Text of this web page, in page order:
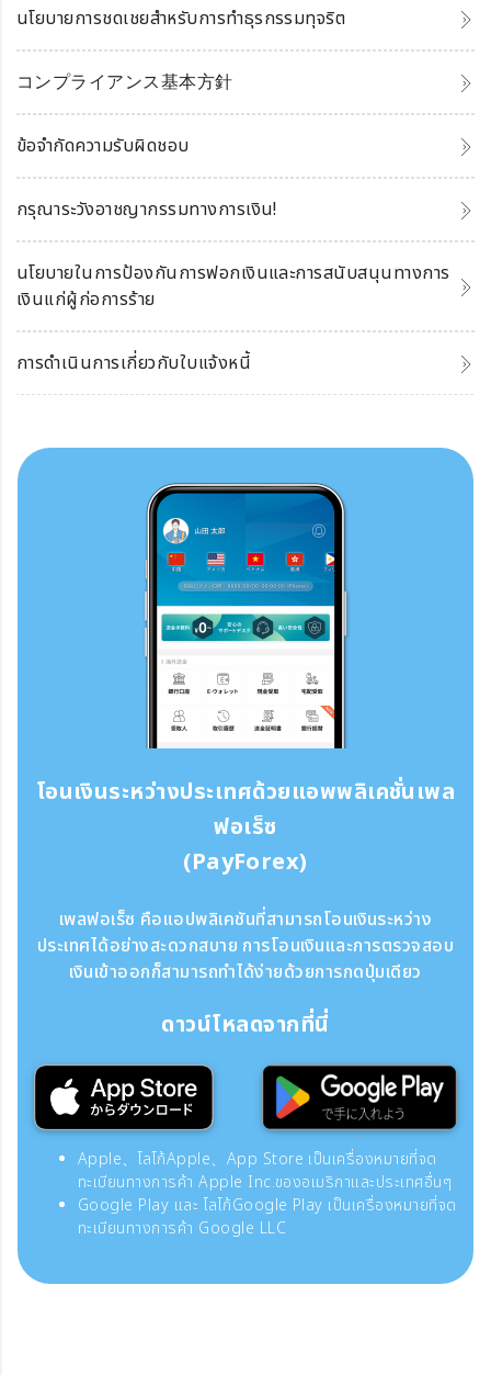
นโยบายการชดเชยสำหรับการทำธุรกรรมทุจริต
コンプライアンス基本方針
ข้อจำกัดความรับผิดชอบ
กรุณาระวังอาชญากรรมทางการเงิน!
นโยบายในการป้องกันการฟอกเงินและการสนับสนุนทางการ
เงินแก่ผู้ก่อการร้าย
การดำเนินการเกี่ยวกับใบแจ้งหนี้
โอนเงินระหว่างประเทศด้วยแอพพลิเคชั่นเพล
ฟอเร็ซ
(PayForex)
เพลฟอเร็ซ คือแอปพลิเคชันที่สามารถโอนเงินระหว่าง
ประเทศได้อย่างสะดวกสบาย การโอนเงินและการตรวจสอบ
เงินเข้าออกก็สามารถทำได้ง่ายด้วยการกดปุ่มเดียว
ดาวน์โหลดจากที่นี่
Apple、โลโก้Apple、App Store เป็นเครื่องหมายที่จด
ทะเบียนทางการค้า Apple Inc.ของอเมริกาและประเทศอื่นๆ
Google Play และ โลโก้Google Play เป็นเครื่องหมายที่จด
ทะเบียนทางการค้า Google LLC